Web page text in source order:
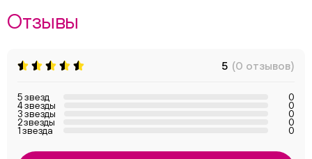
Отзывы
5 (0 отзывов)
5 звезд 0
4 звезды 0
3 звезды 0
2 звезды 0
1 звезда 0